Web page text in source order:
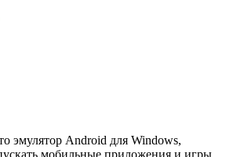
эмулятор Android для Windows,
мобильные приложения и игры